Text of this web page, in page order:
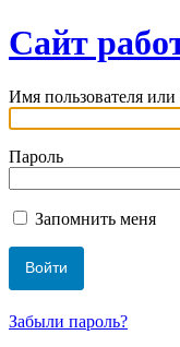
Сайт
Имя пользователя или
Пароль
Запомнить меня
Забыли пароль?